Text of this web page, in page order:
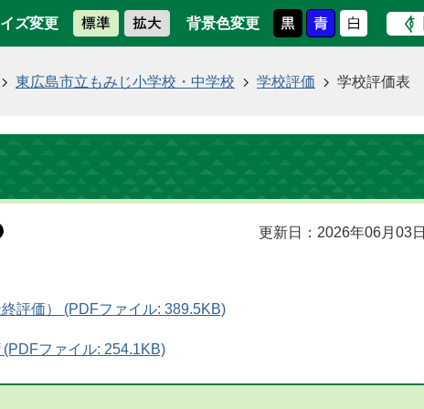
ズ変更 背景色変更
東広島市立もみじ小学校・中学校 学校評価 学校評価表
更新日：2026年06月03日
評価） (PDFファイル: 389.5KB)
ファイル: 254.1KB)